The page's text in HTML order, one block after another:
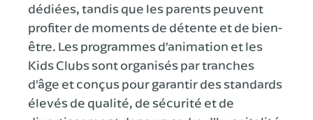
dédiées, tandis que les parents peuvent
profiter de moments de détente et de bien-
être. Les programmes d’animation et les
Kids Clubs sont organisés par tranches
d’âge et conçus pour garantir des standards
élevés de qualité, de sécurité et de